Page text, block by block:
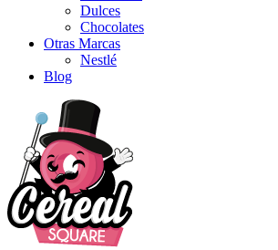
Dulces
Chocolates
Otras Marcas
Nestlé
Blog